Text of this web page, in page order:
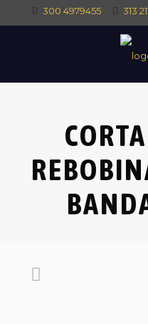
300 4979455 313